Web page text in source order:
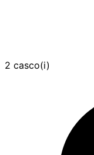
2 casco(i)